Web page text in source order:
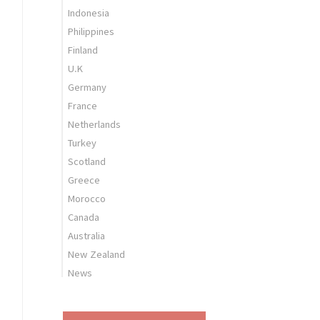
Indonesia
Philippines
Finland
U.K
Germany
France
Netherlands
Turkey
Scotland
Greece
Morocco
Canada
Australia
New Zealand
News